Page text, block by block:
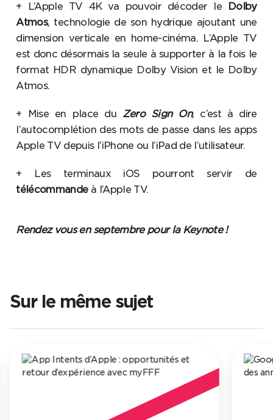
+ L’Apple TV 4K va pouvoir décoder le
Dolby
Atmos, technologie de son hydrique ajoutant une
dimension verticale en home-cinéma. L’Apple TV
est donc désormais la seule à supporter à la fois le
format HDR dynamique Dolby Vision et le Dolby
Atmos.
+ Mise en place du Zero Sign On, c’est à dire
l’autocomplétion des mots de passe dans les apps
Apple TV depuis l’iPhone ou l’iPad de l’utilisateur.
+ Les terminaux iOS pourront servir de
télécommandeà l’Apple TV.
Rendez vous en septembre pour la Keynote !
Sur le même sujet